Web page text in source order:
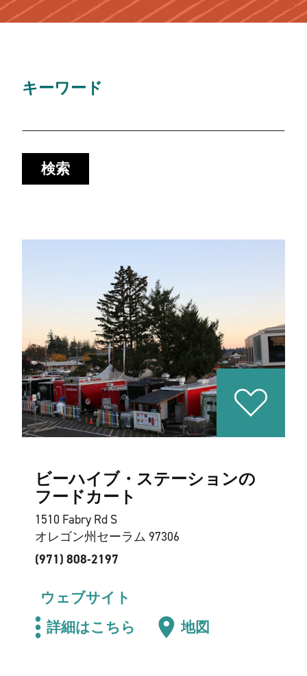
キーワード
検索
ビーハイブ・ステーションの
フードカート
1510 Fabry Rd S
オレゴン州セーラム 97306
(971) 808-2197
ウェブサイト
詳細はこちら
地図